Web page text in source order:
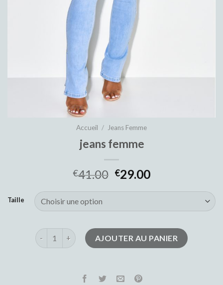
Accueil / Jeans Femme
jeans femme
€41.00 €29.00
Taille
quantité de jeans femmeAJOUTER AU PANIER